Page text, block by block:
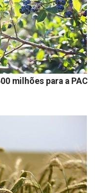
milhões para a PAC